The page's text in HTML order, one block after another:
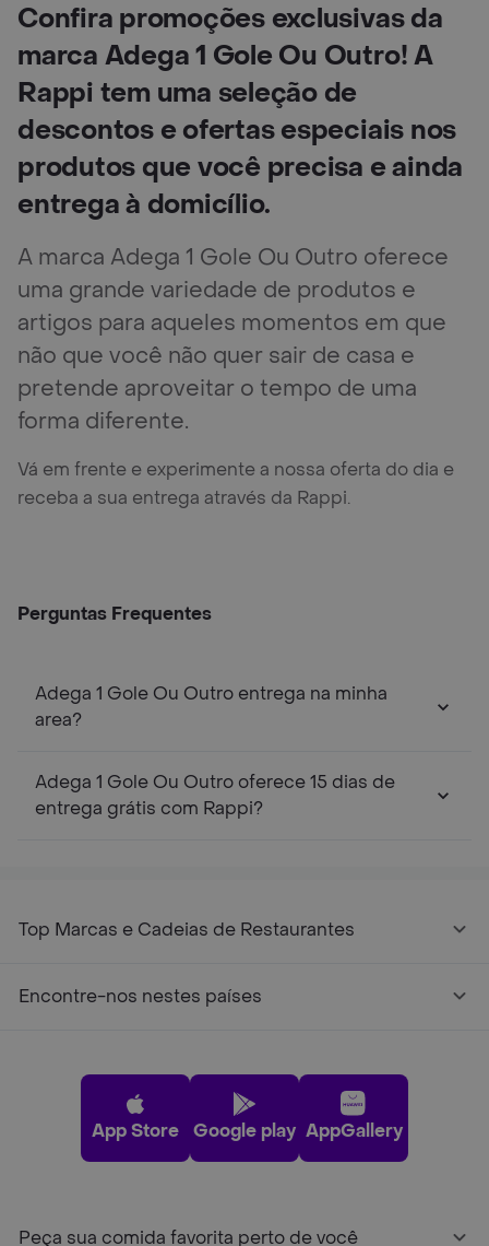
Confira promoções exclusivas da
marca Adega 1 Gole Ou Outro! A
Rappi tem uma seleção de
descontos e ofertas especiais nos
produtos que você precisa e ainda
entrega à domicílio.
A marca Adega 1 Gole Ou Outro oferece
uma grande variedade de produtos e
artigos para aqueles momentos em que
não que você não quer sair de casa e
pretende aproveitar o tempo de uma
forma diferente.
Vá em frente e experimente a nossa oferta do dia e
receba a sua entrega através da Rappi.
Perguntas Frequentes
Adega 1 Gole Ou Outro entrega na minha
area?
Adega 1 Gole Ou Outro oferece 15 dias de
entrega grátis com Rappi?
Top Marcas e Cadeias de Restaurantes
Encontre-nos nestes países
App Store Google play AppGallery
Peça sua comida favorita perto de você